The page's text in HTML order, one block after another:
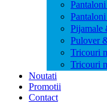
Pijamale
Pulover
Tricouri
Tricouri
Noutati
Promotii
Contact